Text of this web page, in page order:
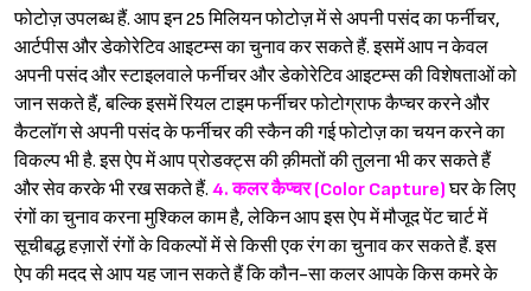
Sign in
फोटोज़ उपलब्ध हैं. आप इन 25 मिलियन फोटोज़ में से अपनी पसंद का फर्नीचर,
आर्टपीस और डेकोरेटिव आइटम्स का चुनाव कर सकते हैं. इसमें आप न केवल
अपनी पसंद और स्टाइलवाले फर्नीचर और डेकोरेटिव आइटम्स की विशेषताओं को
जान सकते हैं, बल्कि इसमें रियल टाइम फर्नीचर फोटोग्राफ कैप्चर करने और
कैटलॉग से अपनी पसंद के फर्नीचर की स्कैन की गई फोटोज़ का चयन करने का
विकल्प भी है. इस ऐप में आप प्रोडक्ट्स की क़ीमतों की तुलना भी कर सकते हैं
और सेव करके भी रख सकते हैं. 4. कलर कैप्चर (Color Capture)घर के लिए
रंगों का चुनाव करना मुश्किल काम है, लेकिन आप इस ऐप में मौजूद पेंट चार्ट में
सूचीबद्ध हज़ारों रंगों के विकल्पों में से किसी एक रंग का चुनाव कर सकते हैं. इस
ऐप की मदद से आप यह जान सकते हैं कि कौन-सा कलर आपके किस कमरे के